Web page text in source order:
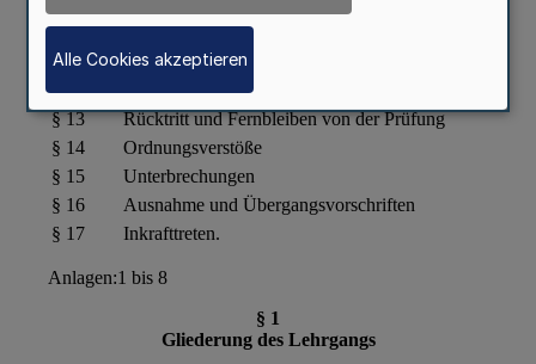
Alle Cookies akzeptieren